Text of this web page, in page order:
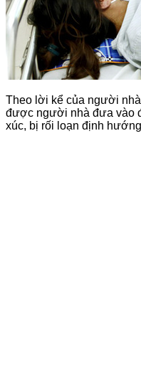
Theo lời kể của người
được người nhà đưa vào
xúc, bị rối loạn định